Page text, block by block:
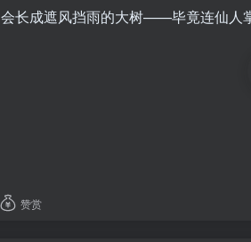
会长成遮风挡雨的大树——毕竟连仙人
赞赏